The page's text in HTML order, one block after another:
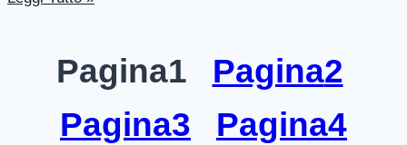
Pagina1 Pagina2
Pagina3 Pagina4